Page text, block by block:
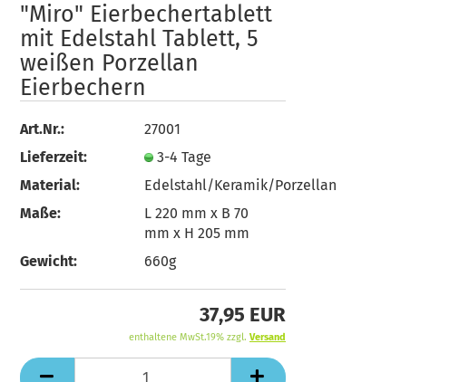
"Miro" Eierbechertablett
mit Edelstahl Tablett, 5
weißen Porzellan
Eierbechern
Art.Nr.:
27001
Lieferzeit:
3-4 Tage
Material:
Edelstahl/Keramik/Porzellan
Maße:
L 220 mm x B 70
mm x H 205 mm
Gewicht:
660g
37,95 EUR
enthaltene MwSt.19% zzgl. Versand